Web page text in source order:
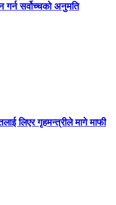
गर्न सर्वोच्चको अनुमति
लिएर गृहमन्त्रीले मागे माफी